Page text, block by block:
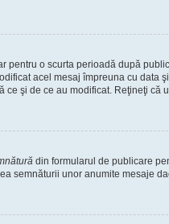
pentru o scurta perioadă după
acel mesaj împreuna cu data
şi de ce au modificat. Reţineţi că
din formularul de publicare
semnăturii unor anumite mesaje